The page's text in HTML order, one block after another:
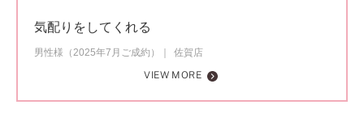
気配りをしてくれる
男性様（2025年7月ご成約）
佐賀店
VIEW MORE